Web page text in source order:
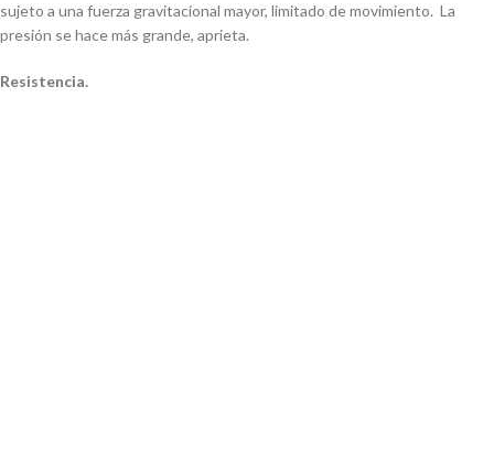
sujeto a una fuerza gravitacional mayor, limitado de movimiento. La
presión se hace más grande, aprieta.
Resistencia.